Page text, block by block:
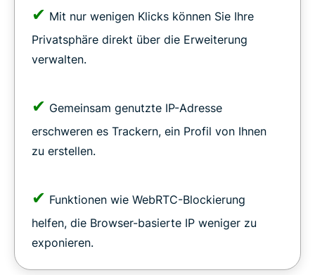
✔ Mit nur wenigen Klicks können Sie Ihre
Privatsphäre direkt über die Erweiterung
verwalten.
✔ Gemeinsam genutzte IP-Adresse
erschweren es Trackern, ein Profil von Ihnen
zu erstellen.
✔ Funktionen wie WebRTC-Blockierung
helfen, die Browser-basierte IP weniger zu
exponieren.